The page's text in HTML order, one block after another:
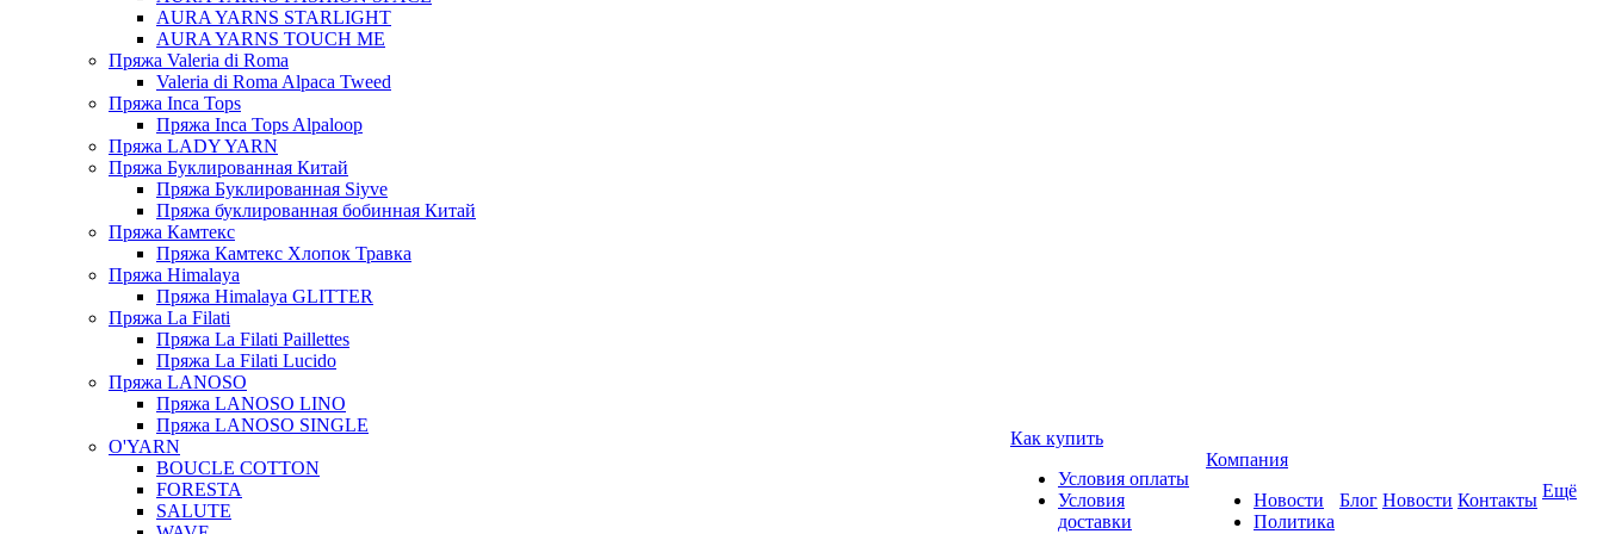
AURA YARNS STARLIGHT
AURA YARNS TOUCH ME
Пряжа Valeria di Roma
Valeria di Roma Alpaca Tweed
Пряжа Inca Tops
Пряжа Inca Tops Alpaloop
Пряжа LADY YARN
Пряжа Буклированная Китай
Пряжа Буклированная Siyve
Пряжа буклированная бобинная Китай
Пряжа Камтекс
Пряжа Камтекс Хлопок Травка
Пряжа Himalaya
Пряжа Himalaya GLITTER
Пряжа La Filati
Пряжа La Filati Paillettes
Пряжа La Filati Lucido
Пряжа LANOSO
Пряжа LANOSO LINO
Пряжа LANOSO SINGLE
O'YARN
BOUCLE COTTON
FORESTA
SALUTE
Как купить
Условия оплаты
Условия
доставки
Компания
Новости
Политика
Блог Новости Контакты Ещё